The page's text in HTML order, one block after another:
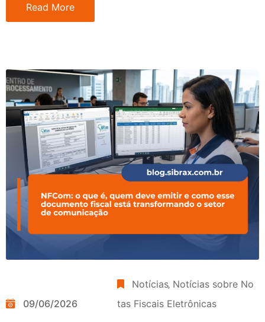
Read More
09/06/2026
Notícias‚ Notícias sobre No
tas Fiscais Eletrônicas